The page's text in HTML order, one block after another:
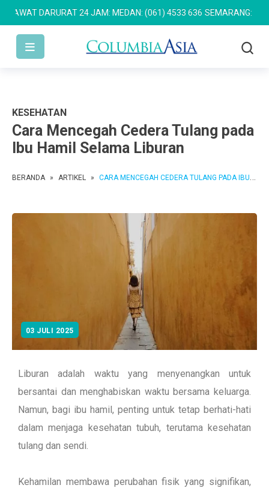
DARURAT 24 JAM: MEDAN: (061) 4533 636 SEMARANG: (024)
KESEHATAN
Cara Mencegah Cedera Tulang pada
Ibu Hamil Selama Liburan
BERANDA » ARTIKEL » CARA MENCEGAH CEDERA TULANG PADA IBU HAMIL SELAMA LIBURAN
03 JULI 2025
Liburan adalah waktu yang menyenangkan untuk
bersantai dan menghabiskan waktu bersama keluarga.
Namun, bagi ibu hamil, penting untuk tetap berhati-hati
dalam menjaga kesehatan tubuh, terutama kesehatan
tulang dan sendi.
Kehamilan membawa perubahan fisik yang signifikan,